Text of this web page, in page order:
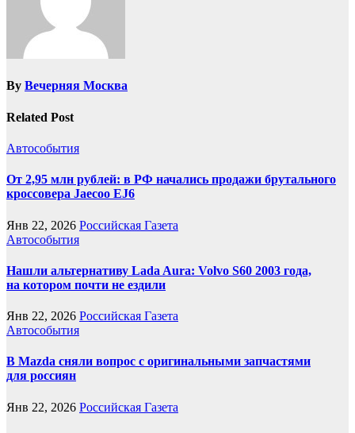
By Вечерняя Москва
Related Post
Автособытия
От 2,95 млн рублей: в РФ начались продажи брутального
кроссовера Jaecoo EJ6
Янв 22, 2026 Российская Газета
Автособытия
Нашли альтернативу Lada Aura: Volvo S60 2003 года,
на котором почти не ездили
Янв 22, 2026 Российская Газета
Автособытия
В Mazda сняли вопрос с оригинальными запчастями
для россиян
Янв 22, 2026 Российская Газета